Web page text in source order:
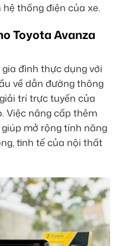
thống điện của xe.
Toyota Avanza
đình thực dụng với
về dẫn đường thông
trí trực tuyến của
Việc nâng cấp thêm
mở rộng tính năng
tinh tế của nội thất